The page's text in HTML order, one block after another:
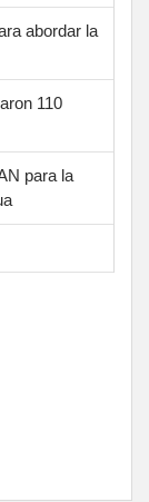
abordar la
110
para la